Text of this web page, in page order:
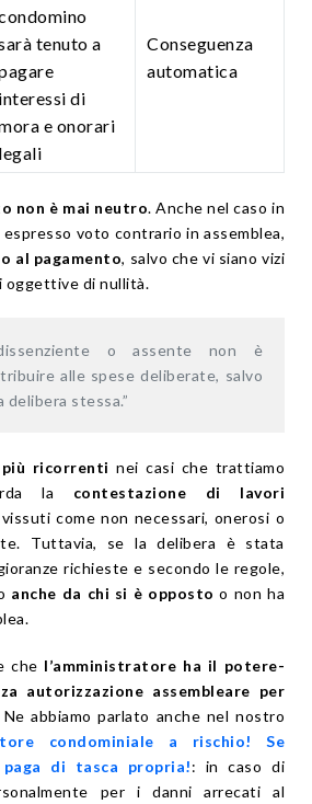
tenuto a
interessi di
e onorari
legali
Conseguenza
automatica
non è mai neutro. Anche nel caso in
voto contrario in assemblea,
al pagamento, salvo che vi siano vizi
oggettive di nullità.
o assente non è
alle spese deliberate, salvo
delibera stessa.”
ricorrenti nei casi che trattiamo
la contestazione di lavori
come non necessari, onerosi o
Tuttavia, se la delibera è stata
richieste e secondo le regole,
anche da chi si è opposto o non ha
che l’amministratore ha il potere-
autorizzazione assembleare per
Ne abbiamo parlato anche nel nostro
condominiale a rischio! Se
di tasca propria!: in caso di
per i danni arrecati al